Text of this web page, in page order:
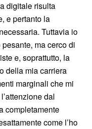
digitale risulta
e pertanto la
Tuttavia io
ma cerco di
e, soprattutto, la
della mia carriera
marginali che mi
dal
completamente
come l’ho